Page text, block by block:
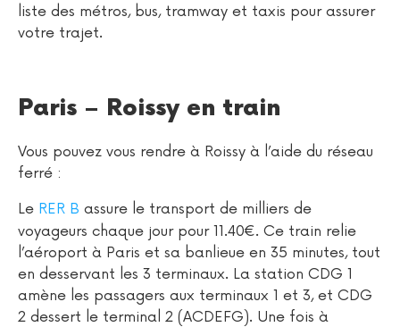
liste des métros, bus, tramway et taxis pour assurer
votre trajet.
Paris – Roissy en train
Vous pouvez vous rendre à Roissy à l’aide du réseau
ferré :
Le RER B assure le transport de milliers de
voyageurs chaque jour pour 11.40€. Ce train relie
l’aéroport à Paris et sa banlieue en 35 minutes, tout
en desservant les 3 terminaux. La station CDG 1
amène les passagers aux terminaux 1 et 3, et CDG
2 dessert le terminal 2 (ACDEFG). Une fois à